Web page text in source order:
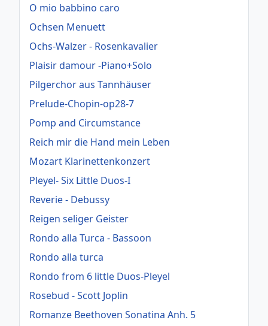
O mio babbino caro
Ochsen Menuett
Ochs-Walzer - Rosenkavalier
Plaisir damour -Piano+Solo
Pilgerchor aus Tannhäuser
Prelude-Chopin-op28-7
Pomp and Circumstance
Reich mir die Hand mein Leben
Mozart Klarinettenkonzert
Pleyel- Six Little Duos-I
Reverie - Debussy
Reigen seliger Geister
Rondo alla Turca - Bassoon
Rondo alla turca
Rondo from 6 little Duos-Pleyel
Rosebud - Scott Joplin
Romanze Beethoven Sonatina Anh. 5